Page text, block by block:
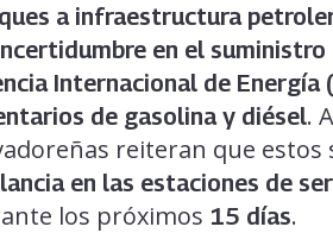
a infraestructura
en el
Internacional de Energía
de gasolina y diésel.
reiteran que estos
en las estaciones de
los próximos 15 días.